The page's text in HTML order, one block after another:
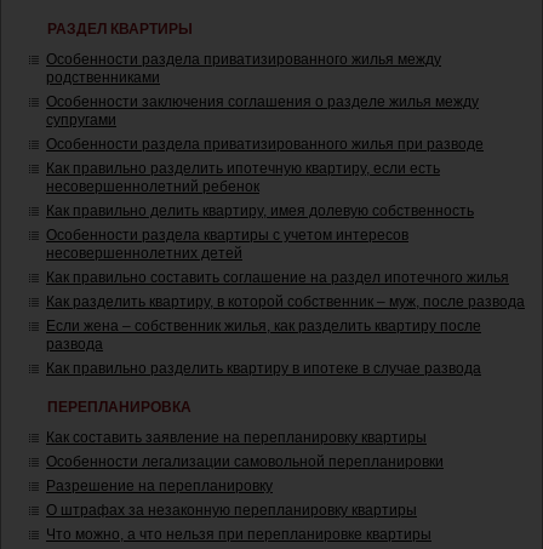
РАЗДЕЛ КВАРТИРЫ
Особенности раздела приватизированного жилья между
родственниками
Особенности заключения соглашения о разделе жилья между
супругами
Особенности раздела приватизированного жилья при разводе
Как правильно разделить ипотечную квартиру, если есть
несовершеннолетний ребенок
Как правильно делить квартиру, имея долевую собственность
Особенности раздела квартиры с учетом интересов
несовершеннолетних детей
Как правильно составить соглашение на раздел ипотечного жилья
Как разделить квартиру, в которой собственник – муж, после развода
Если жена – собственник жилья, как разделить квартиру после
развода
Как правильно разделить квартиру в ипотеке в случае развода
ПЕРЕПЛАНИРОВКА
Как составить заявление на перепланировку квартиры
Особенности легализации самовольной перепланировки
Разрешение на перепланировку
О штрафах за незаконную перепланировку квартиры
Что можно, а что нельзя при перепланировке квартиры